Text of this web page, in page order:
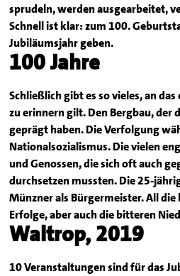
sprudeln, werden ausgearbeitet,
Schnell ist klar: zum 100.
Jubiläumsjahr geben.
100 Jahre
Schließlich gibt es so vieles, an
zu erinnern gilt. Den Bergbau, der
geprägt haben. Die Verfolgung
Nationalsozialismus. Die vielen
und Genossen, die sich oft auch
durchsetzen mussten. Die 25-
Münzner als Bürgermeister. All
Erfolge, aber auch die bitteren
Waltrop, 2019
10 Veranstaltungen sind für das